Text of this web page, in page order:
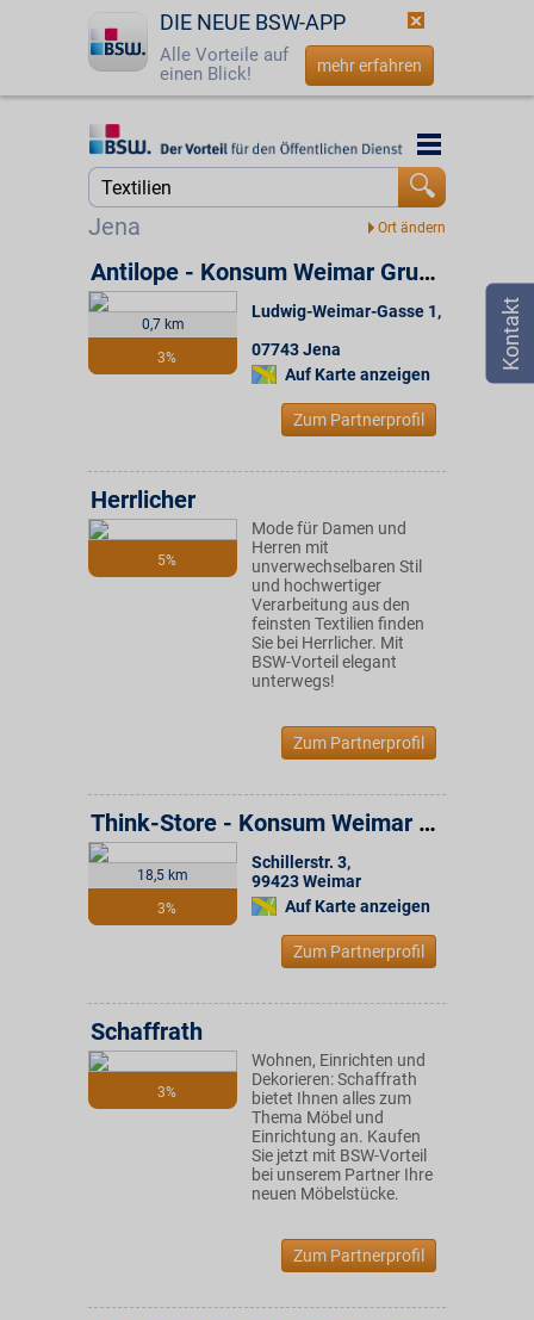
DIE NEUE BSW-APP
Alle Vorteile auf
einen Blick!
mehr erfahren
Startseite
Login
☎ 0800 - 279 25 82
Jena
Startseite
0,7 km
3%
Antilope - Konsum Weimar Gruppe
Ludwig-Weimar-Gasse 1,
07743Jena
Auf Karte anzeigen
Zum Partnerprofil
5%
Herrlicher
Mode für Damen und
Herren mit
unverwechselbaren Stil
und hochwertiger
Verarbeitung aus den
feinsten Textilien finden
Sie bei Herrlicher. Mit
BSW-Vorteil elegant
unterwegs!
Zum Partnerprofil
18,5 km
3%
Think-Store - Konsum Weimar Gruppe
Schillerstr. 3,
99423Weimar
Auf Karte anzeigen
Zum Partnerprofil
3%
Schaffrath
Wohnen, Einrichten und
Dekorieren: Schaffrath
bietet Ihnen alles zum
Thema Möbel und
Einrichtung an. Kaufen
Sie jetzt mit BSW-Vorteil
bei unserem Partner Ihre
neuen Möbelstücke.
Zum Partnerprofil